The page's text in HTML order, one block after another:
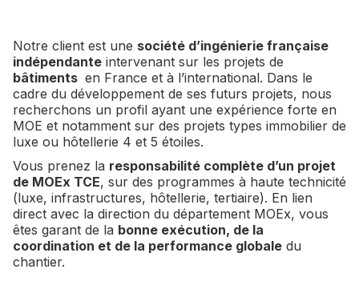
Notre client est une société d’ingénierie française
indépendante intervenant sur les projets de
bâtiments en France et à l’international. Dans le
cadre du développement de ses futurs projets, nous
recherchons un profil ayant une expérience forte en
MOE et notamment sur des projets types immobilier de
luxe ou hôtellerie 4 et 5 étoiles.
Vous prenez la responsabilité complète d’un projet
de MOEx TCE, sur des programmes à haute technicité
(luxe, infrastructures, hôtellerie, tertiaire). En lien
direct avec la direction du département MOEx, vous
êtes garant de la bonne exécution, de la
coordination et de la performance globale du
chantier.